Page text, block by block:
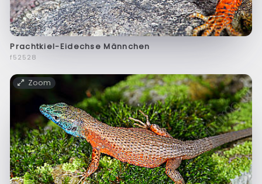
Prachtkiel-Eidechse Männchen
f52528
Zoom